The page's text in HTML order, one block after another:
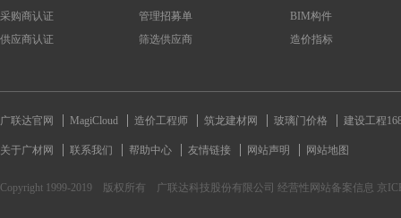
采购商认证
供应商认证
管理招募单
筛选供应商
BIM构件
造价指标
广联达官网 MagiCloud 造价工程师 筑龙建材网 玻璃门价格 建设工程
关于广材网 联系我们 帮助中心 友情链接 网站声明 网站地图
Copyright 1999-2019 版权所有 广联达科技股份有限公司 经营性网站备案信息 京